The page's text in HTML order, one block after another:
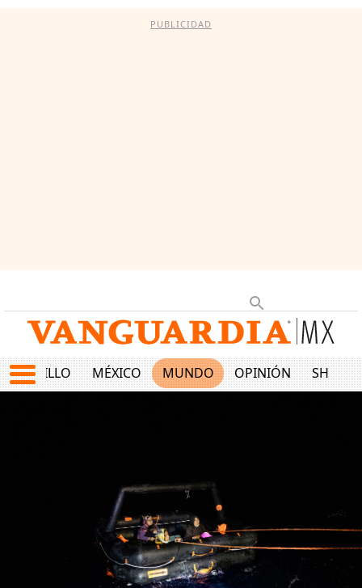
PUBLICIDAD
SALTILLO MÉXICO MUNDO OPINIÓN SHOW